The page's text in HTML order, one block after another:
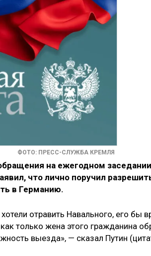
ФОТО: ПРЕСС-СЛУЖБА КРЕМЛЯ
на ежегодном заседании
что лично поручил
в Германию.
отравить Навального, его бы
только жена этого гражданина
выезда», — сказал Путин